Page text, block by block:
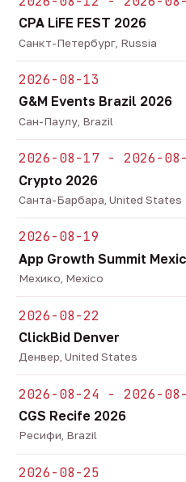
CPA LiFE FEST 2026
Санкт-Петербург, Russia
2026-08-13
G&M Events Brazil 2026
Сан-Паулу, Brazil
2026-08-17 - 2026-
Crypto 2026
Санта-Барбара, United States
2026-08-19
App Growth Summit
Мехико, Mexico
2026-08-22
ClickBid Denver
Денвер, United States
2026-08-24 - 2026-
CGS Recife 2026
Ресифи, Brazil
2026-08-25